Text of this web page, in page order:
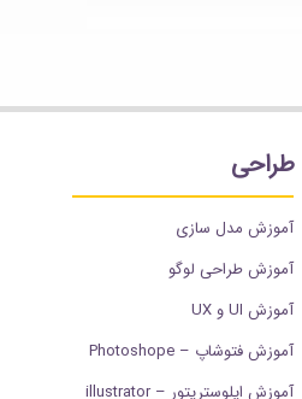
طراحی
آموزش مدل سازی
آموزش طراحی لوگو
آموزش UI و UX
آموزش فتوشاپ – Photoshope
آموزش ایلوستریتور – illustrator